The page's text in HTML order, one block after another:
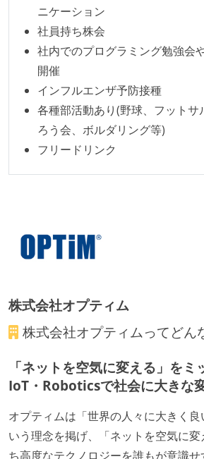
オープンな情報共有
人事情報や秘匿性の高い内容を
ージャー以上の会議での議事録が
いる
労働環境の自由度
週2日リモート勤務のハイブリッ
2年以内に未就学児を子育てしな
メンバーの多様性
外国籍の開発メンバーがいる
待遇・福利厚生
イベントへの業務参加やチケット
ある
入社時には、各自希望のスペック
イが支給される
ストックオプションまたは自社株
ニケーション
社員持ち株会
社内でのプログラミング勉強会
開催
インフルエンザ予防接種
各種部活動あり(野球、フットサ
ろう会、ボルダリング等)
フリードリンク
株式会社オプティム
株式会社オプティムってどん
「ネットを空気に変える」をミ
IoT・Roboticsで社会に大きな
オプティムは「世界の人々に大きく
いう理念を掲げ、「ネットを空気に
ち高度なテクノロジーを誰もが意識せ